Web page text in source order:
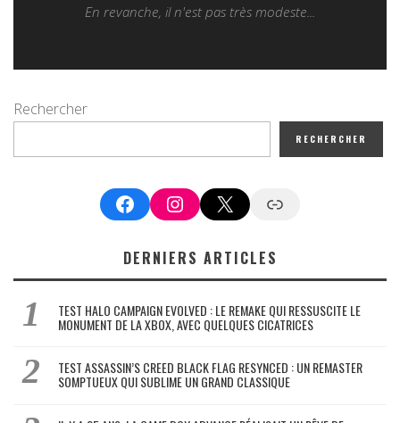
En revanche, il n'est pas très modeste...
Rechercher
RECHERCHER
FacebookInstagram
X Google News
DERNIERS ARTICLES
TEST HALO CAMPAIGN EVOLVED : LE REMAKE QUI RESSUSCITE LE
MONUMENT DE LA XBOX, AVEC QUELQUES CICATRICES
TEST ASSASSIN’S CREED BLACK FLAG RESYNCED : UN REMASTER
SOMPTUEUX QUI SUBLIME UN GRAND CLASSIQUE